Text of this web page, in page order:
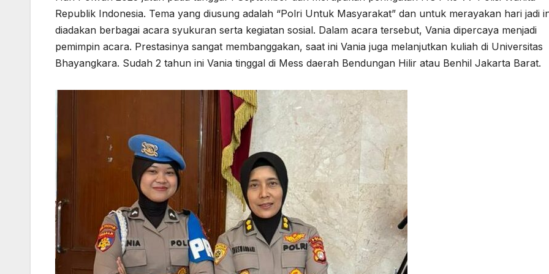
Republik Indonesia. Tema yang diusung adalah “Polri Untuk Masyarakat” dan untuk merayakan hari jadi
diadakan berbagai acara syukuran serta kegiatan sosial. Dalam acara tersebut, Vania dipercaya menjadi
pemimpin acara. Prestasinya sangat membanggakan, saat ini Vania juga melanjutkan kuliah di Universitas
Bhayangkara. Sudah 2 tahun ini Vania tinggal di Mess daerah Bendungan Hilir atau Benhil Jakarta Barat.